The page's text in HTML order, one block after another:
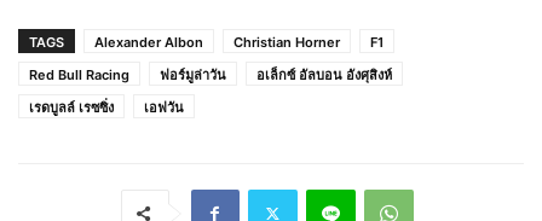
TAGS Alexander Albon Christian Horner
F1
Red Bull Racing
ฟอร์มูล่าวัน
อเล็กซ์ อัลบอน อังศุสิงห์
เรดบูลล์ เรซซิ่ง
เอฟวัน